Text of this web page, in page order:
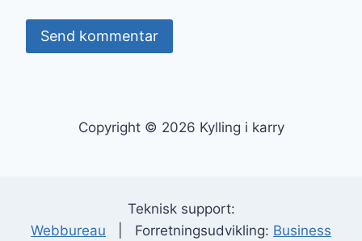
Copyright © 2026 Kylling i karry
Teknisk support:
Webbureau | Forretningsudvikling: Business